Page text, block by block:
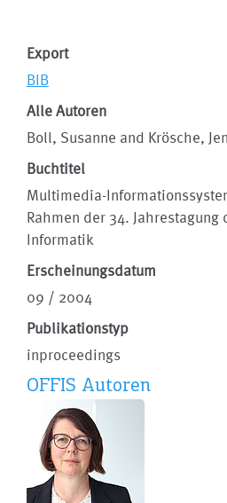
Export
BIB
Alle Autoren
Boll, Susanne and Krösche,
Buchtitel
Multimedia-
Rahmen der 34.
Informatik
Erscheinungsdatum
09 / 2004
Publikationstyp
inproceedings
OFFIS Autoren